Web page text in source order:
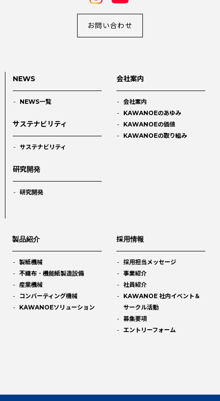
お問い合わせ
NEWS
NEWS一覧
サステナビリティ
サステナビリティ
研究開発
研究開発
会社案内
会社案内
KAWANOEのあゆみ
KAWANOEの価値
KAWANOEの取り組み
製品紹介
製紙機械
不織布・機能紙製造設備
産業機械
コンバーティング機械
KAWANOEソリューション
採用情報
採用担当メッセージ
事業紹介
社員紹介
KAWANOE 社内イベント＆
サークル活動
募集要項
エントリーフォーム